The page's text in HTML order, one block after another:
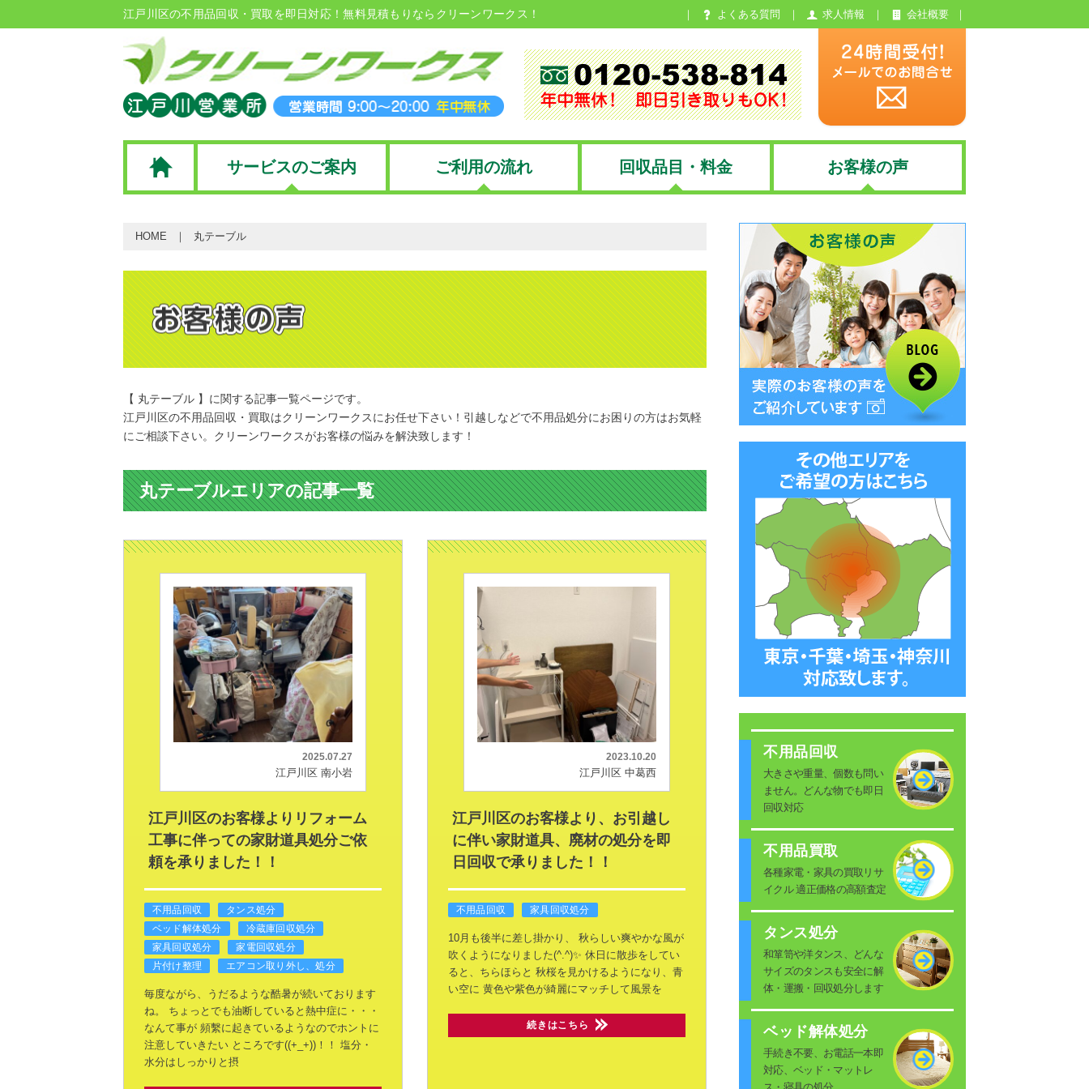
江戸川区の不用品回収・買取を即日対応！無料見積もりならクリーンワークス！ よくある質問 求人情報 会社概要
サービスのご案内 ご利用の流れ 回収品目・料金 お客様の声
HOME 丸テーブル
【 丸テーブル 】に関する記事一覧ページです。
江戸川区の不用品回収・買取はクリーンワークスにお任せ下さい！引越しなどで不用品処分にお困りの方はお気軽
にご相談下さい。クリーンワークスがお客様の悩みを解決致します！
丸テーブルエリアの記事一覧
2025.07.27
江戸川区 南小岩
江戸川区のお客様よりリフォーム
工事に伴っての家財道具処分ご依
頼を承りました！！
不用品回収
タンス処分
ベッド解体処分
冷蔵庫回収処分
家具回収処分
家電回収処分
片付け整理
エアコン取り外し、処分
毎度ながら、うだるような酷暑が続いております
ね。
ちょっとでも油断していると熱中症に・・・
なんて事が 頻繫に起きているようなのでホントに
注意していきたい ところです((+_+))！！ 塩分・
水分はしっかりと摂
2023.10.20
江戸川区 中葛西
江戸川区のお客様より、お引越し
に伴い家財道具、廃材の処分を即
日回収で承りました！！
不用品回収 家具回収処分
10月も後半に差し掛かり、
秋らしい爽やかな風が
吹くようになりました(^.^)✨ 休日に散歩をしてい
ると、ちらほらと 秋桜を見かけるようになり、青
い空に 黄色や紫色が綺麗にマッチして風景を
続きはこちら
不用品回収
大きさや重量、個数も問い
ません。どんな物でも即日
回収対応
不用品買取
各種家電・家具の買取リサ
イクル 適正価格の高額査定
タンス処分
和箪笥や洋タンス、どんな
サイズのタンスも安全に解
体・運搬・回収処分します
ベッド解体処分
手続き不要、お電話一本即
対応、ベッド・マットレ